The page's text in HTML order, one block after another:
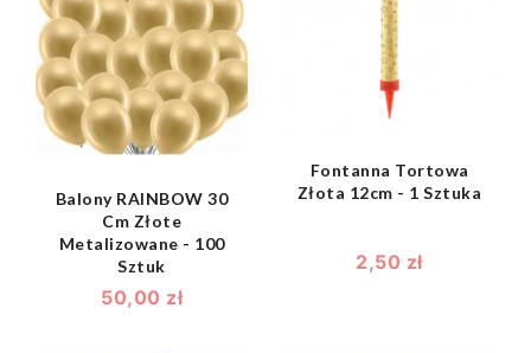
shopping_bag 
Balony RAINBOW 30
Cm Złote
Metalizowane - 100
Sztuk
50,00 zł
Fontanna Tortowa
Złota 12cm - 1 Sztuka
2,50 zł